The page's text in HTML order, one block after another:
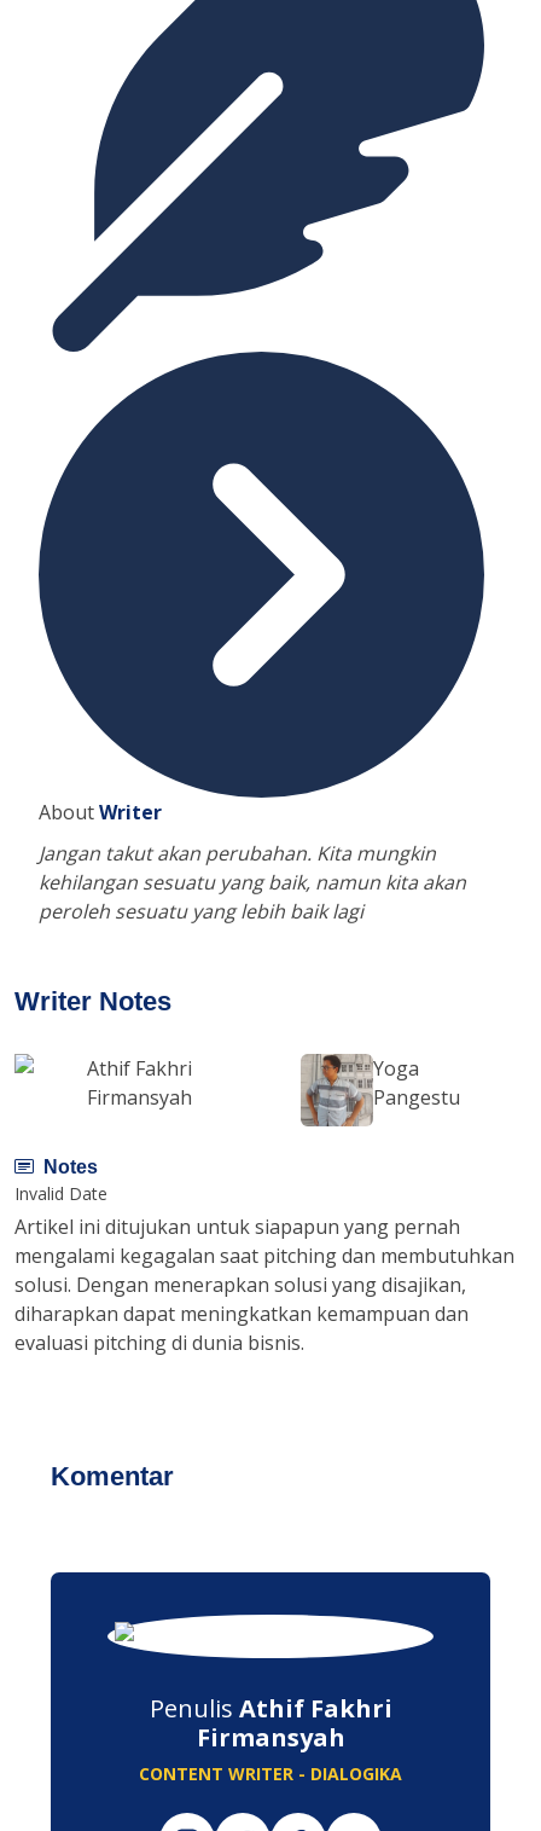
AboutWriter
Jangan takut akan perubahan. Kita mungkin
kehilangan sesuatu yang baik, namun kita akan
peroleh sesuatu yang lebih baik lagi
Writer Notes
Athif Fakhri
Firmansyah
Yoga
Pangestu
Notes
Invalid Date
Artikel ini ditujukan untuk siapapun yang pernah
mengalami kegagalan saat pitching dan membutuhkan
solusi. Dengan menerapkan solusi yang disajikan,
diharapkan dapat meningkatkan kemampuan dan
evaluasi pitching di dunia bisnis.
Komentar
Penulis Athif Fakhri
Firmansyah
CONTENT WRITER - DIALOGIKA